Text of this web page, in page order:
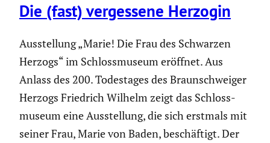
Die (fast) verges­sene Herzogin
Ausstel­lung „Marie! Die Frau des Schwarzen
Herzogs“ im Schloss­mu­seum eröffnet. Aus
Anlass des 200. Todes­tages des Braun­schweiger
Herzogs Friedrich Wilhelm zeigt das Schloss­
mu­seum eine Ausstel­lung, die sich erstmals mit
seiner Frau, Marie von Baden, beschäf­tigt. Der